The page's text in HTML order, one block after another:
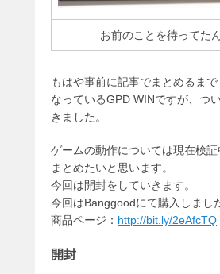
お前のことを待ってた
もはや事前に記事でまとめるま
なっているGPD WINですが、つ
きました。
ゲームの動作については現在検
まとめたいと思います。
今回は開封をしていきます。
今回はBanggoodにて購入しまし
商品ページ： http://bit.ly/2eAfcTQ
開封